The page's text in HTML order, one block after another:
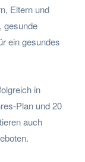
Eltern und
gesunde
ein gesundes
in
Plan und 20
auch